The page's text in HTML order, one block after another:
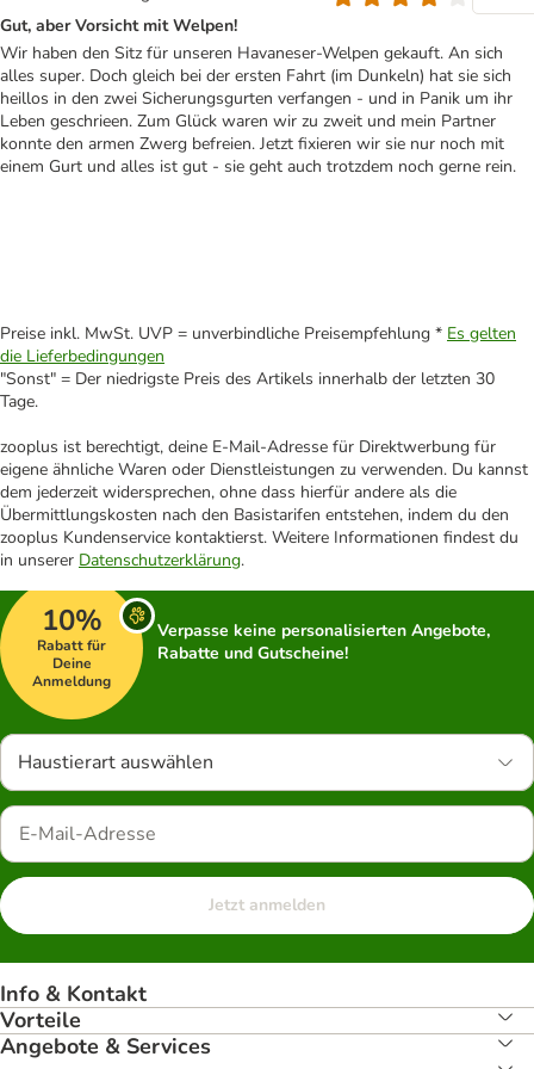
Gut, aber Vorsicht mit Welpen!
Wir haben den Sitz für unseren Havaneser-Welpen gekauft. An sich
alles super. Doch gleich bei der ersten Fahrt (im Dunkeln) hat sie sich
heillos in den zwei Sicherungsgurten verfangen - und in Panik um ihr
Leben geschrieen. Zum Glück waren wir zu zweit und mein Partner
konnte den armen Zwerg befreien. Jetzt fixieren wir sie nur noch mit
einem Gurt und alles ist gut - sie geht auch trotzdem noch gerne rein.
Preise inkl. MwSt. UVP = unverbindliche Preisempfehlung * Es gelten
die Lieferbedingungen
"Sonst" = Der niedrigste Preis des Artikels innerhalb der letzten 30
Tage.
zooplus ist berechtigt, deine E-Mail-Adresse für Direktwerbung für
eigene ähnliche Waren oder Dienstleistungen zu verwenden. Du kannst
dem jederzeit widersprechen, ohne dass hierfür andere als die
Übermittlungskosten nach den Basistarifen entstehen, indem du den
zooplus Kundenservice kontaktierst. Weitere Informationen findest du
in unserer Datenschutzerklärung.
10%
Rabatt für
Deine
Anmeldung
Verpasse keine personalisierten Angebote,
Rabatte und Gutscheine!
Haustierart auswählen
Jetzt anmelden
Info & Kontakt
Vorteile
Angebote & Services